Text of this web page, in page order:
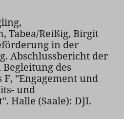
Tabea/Reißig, Birgit
in der
Abschlussbericht der
des
"Engagement und
und
Halle (Saale): DJI.